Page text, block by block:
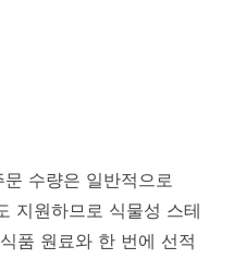
수량은 일반적으로
지원하므로 식물성 스테
품 원료와 한 번에 선적